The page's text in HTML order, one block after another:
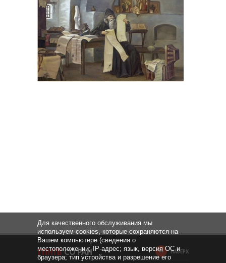
НАВЕРХ
Для качественного обслуживания мы
используем cookies, которые сохраняются на
Вашем компьютере (сведения о
местоположении; IP-адрес; язык, версия ОС и
браузера; тип устройства и разрешение его